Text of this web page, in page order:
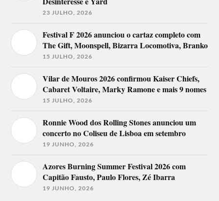
23 JULHO, 2026
Festival F 2026 anunciou o cartaz completo com
The Gift, Moonspell, Bizarra Locomotiva, Branko
15 JULHO, 2026
Vilar de Mouros 2026 confirmou Kaiser Chiefs,
Cabaret Voltaire, Marky Ramone e mais 9 nomes
15 JULHO, 2026
Ronnie Wood dos Rolling Stones anunciou um
concerto no Coliseu de Lisboa em setembro
19 JUNHO, 2026
Azores Burning Summer Festival 2026 com
Capitão Fausto, Paulo Flores, Zé Ibarra
19 JUNHO, 2026